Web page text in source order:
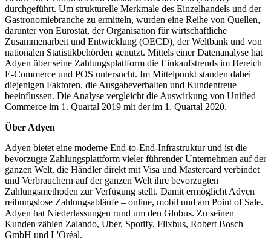
durchgeführt. Um strukturelle Merkmale des Einzelhandels und der
Gastronomiebranche zu ermitteln, wurden eine Reihe von Quellen,
darunter von Eurostat, der Organisation für wirtschaftliche
Zusammenarbeit und Entwicklung (OECD), der Weltbank und von
nationalen Statistikbehörden genutzt. Mittels einer Datenanalyse hat
Adyen über seine Zahlungsplattform die Einkaufstrends im Bereich
E-Commerce und POS untersucht. Im Mittelpunkt standen dabei
diejenigen Faktoren, die Ausgabeverhalten und Kundentreue
beeinflussen. Die Analyse vergleicht die Auswirkung von Unified
Commerce im 1. Quartal 2019 mit der im 1. Quartal 2020.
Über Adyen
Adyen bietet eine moderne End-to-End-Infrastruktur und ist die
bevorzugte Zahlungsplattform vieler führender Unternehmen auf der
ganzen Welt, die Händler direkt mit Visa und Mastercard verbindet
und Verbrauchern auf der ganzen Welt ihre bevorzugten
Zahlungsmethoden zur Verfügung stellt. Damit ermöglicht Adyen
reibungslose Zahlungsabläufe – online, mobil und am Point of Sale.
Adyen hat Niederlassungen rund um den Globus. Zu seinen
Kunden zählen Zalando, Uber, Spotify, Flixbus, Robert Bosch
GmbH und L'Oréal.